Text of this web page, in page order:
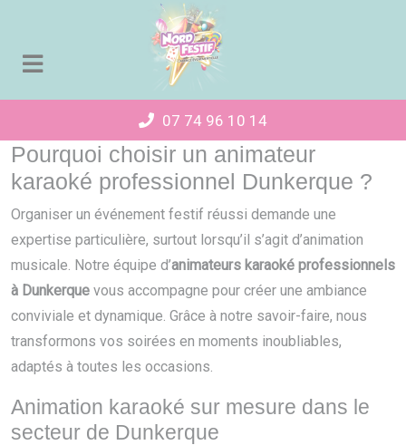
07 74 96 10 14
Pourquoi choisir un animateur
karaoké professionnel Dunkerque ?
Organiser un événement festif réussi demande une
expertise particulière, surtout lorsqu’il s’agit d’animation
musicale. Notre équipe d’animateurs karaoké professionnels
à Dunkerque vous accompagne pour créer une ambiance
conviviale et dynamique. Grâce à notre savoir-faire, nous
transformons vos soirées en moments inoubliables,
adaptés à toutes les occasions.
Animation karaoké sur mesure dans le
secteur de Dunkerque
Panneau de gestion des cookies